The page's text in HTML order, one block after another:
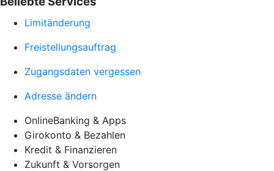
Limitänderung
Freistellungsauftrag
Zugangsdaten vergessen
Adresse ändern
OnlineBanking & Apps
Girokonto & Bezahlen
Kredit & Finanzieren
Zukunft & Vorsorgen